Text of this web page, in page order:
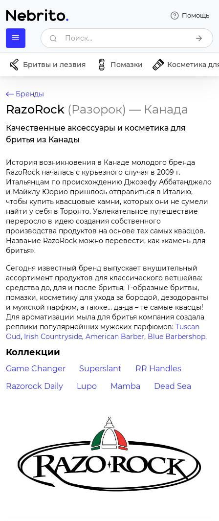
Помощь
Поиск...
Бритвы и лезвия Помазки Косметика
Бренды
RazoRock (Разорок) — Канада
Качественные аксессуары и косметика для
бритья из Канады
История возникновения в Канаде молодого бренда
RazoRock началась с курьезного случая в 2009 г.
Итальянцам по происхождению Джозефу Аббатанджело
и Майклу Юорио пришлось отправиться в Италию,
чтобы купить квасцовые камни, которых они не сумели
найти у себя в Торонто. Увлекательное путешествие
переросло в идею создания собственного
производства продуктов на основе тех самых квасцов.
Название RazoRock можно перевести, как «камень для
бритья».
Сегодня известный бренд выпускает внушительный
ассортимент продуктов для классического ветшейва:
средства до, для и после бритья, Т-образные бритвы,
помазки, косметику для ухода за бородой, дезодоранты
и мужской парфюм, а также… да-да – те самые квасцы!
Для ароматизации мыла для бритья компания создала
реплики популярнейших мужских парфюмов: Tuscan
Oud, Irish Countryside, American Barber, Blue Barbershop.
Коллекции
Game Changer Superslant
RR Handles
Razorock Daily
Lupo Mamba Dead Sea